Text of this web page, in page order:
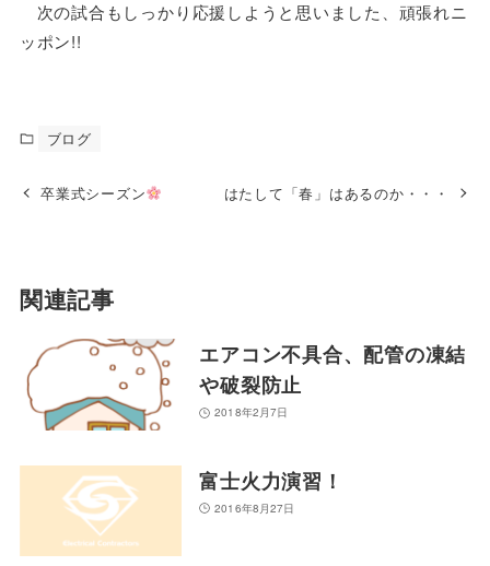
次の試合もしっかり応援しようと思いました、頑張れニ
ッポン!!
ブログ
卒業式シーズン はたして「春」はあるのか・・・
関連記事
エアコン不具合、配管の凍結
や破裂防止
2018年2月7日
富士火力演習！
2016年8月27日